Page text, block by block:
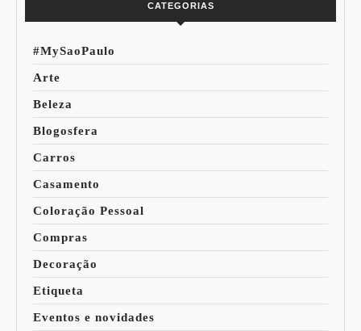
CATEGORIAS
#MySaoPaulo
Arte
Beleza
Blogosfera
Carros
Casamento
Coloração Pessoal
Compras
Decoração
Etiqueta
Eventos e novidades